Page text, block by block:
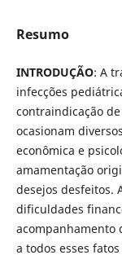
Resumo
INTRODUÇÃO: A
infecções
contraindicação
ocasionam
econômica e
amamentação
desejos desfeitos.
dificuldades
acompanhamento
a todos esses